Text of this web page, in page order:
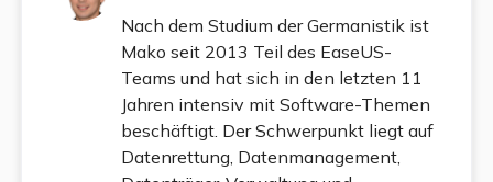
Nach dem Studium der Germanistik ist
Mako seit 2013 Teil des EaseUS-
Teams und hat sich in den letzten 11
Jahren intensiv mit Software-Themen
beschäftigt. Der Schwerpunkt liegt auf
Datenrettung, Datenmanagement,